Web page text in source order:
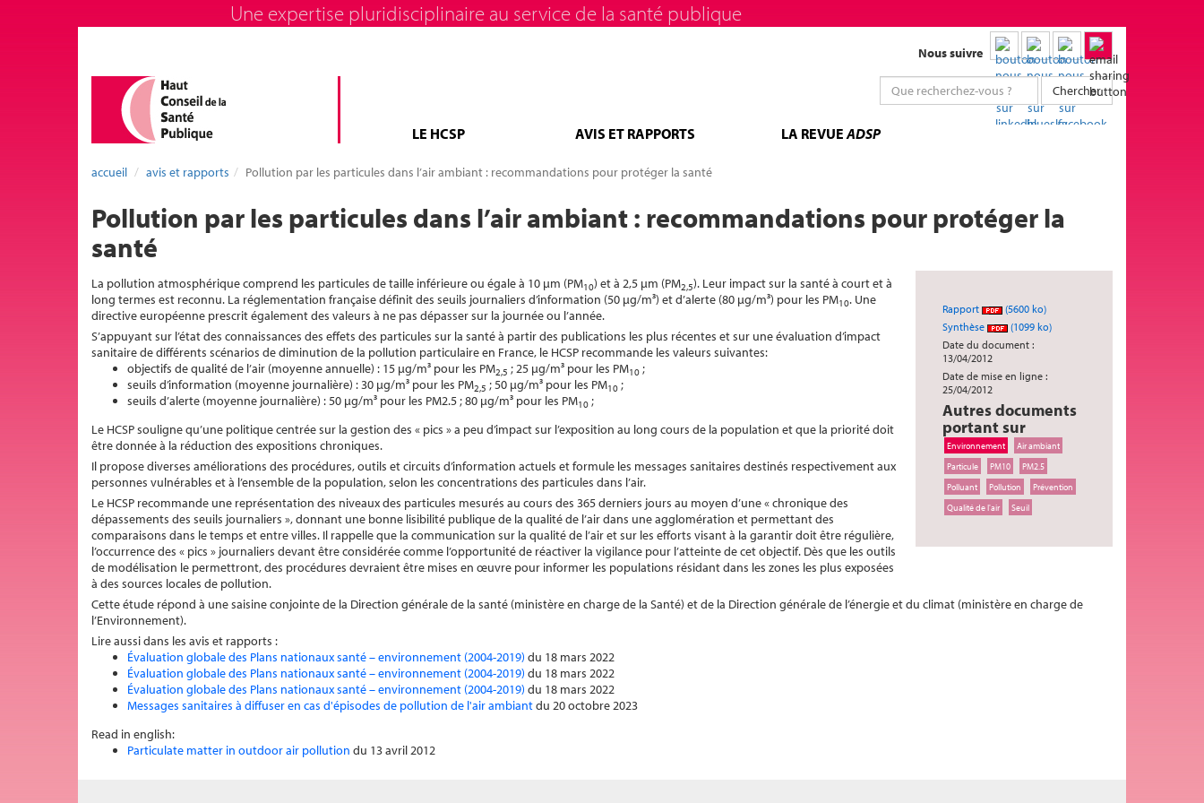
Une expertise pluridisciplinaire au service de la santé publique
Nous suivre
Chercher
LE HCSP AVIS ET RAPPORTS LA REVUEADSP
accueil avis et rapports Pollution par les particules dans l’air ambiant : recommandations pour protéger la santé
Pollution par les particules dans l’air ambiant : recommandations pour protéger la
santé
Rapport
(5600 ko)
Synthèse
(1099 ko)
Date du document :
13/04/2012
Date de mise en ligne :
25/04/2012
Autres documents
portant sur
Environnement
Air ambiant
Particule
PM10
PM2.5
Polluant
Pollution
Prévention
Qualité de l'air
Seuil
La pollution atmosphérique comprend les particules de taille inférieure ou égale à 10 µm (PM10) et à 2,5 µm (PM2,5). Leur impact sur la santé à court et à
long termes est reconnu. La réglementation française définit des seuils journaliers d’information (50 µg/m³) et d’alerte (80 µg/m³) pour les PM10. Une
directive européenne prescrit également des valeurs à ne pas dépasser sur la journée ou l’année.
S’appuyant sur l’état des connaissances des effets des particules sur la santé à partir des publications les plus récentes et sur une évaluation d’impact
sanitaire de différents scénarios de diminution de la pollution particulaire en France, le HCSP recommande les valeurs suivantes:
objectifs de qualité de l’air (moyenne annuelle) : 15 µg/m³ pour les PM2,5 ; 25 µg/m³ pour les PM10 ;
seuils d’information (moyenne journalière) : 30 µg/m³ pour les PM2,5 ; 50 µg/m³ pour les PM10 ;
seuils d’alerte (moyenne journalière) : 50 µg/m³ pour les PM2.5 ; 80 µg/m³ pour les PM10 ;
Le HCSP souligne qu’une politique centrée sur la gestion des « pics » a peu d’impact sur l’exposition au long cours de la population et que la priorité doit
être donnée à la réduction des expositions chroniques.
Il propose diverses améliorations des procédures, outils et circuits d’information actuels et formule les messages sanitaires destinés respectivement aux
personnes vulnérables et à l’ensemble de la population, selon les concentrations des particules dans l’air.
Le HCSP recommande une représentation des niveaux des particules mesurés au cours des 365 derniers jours au moyen d’une « chronique des
dépassements des seuils journaliers », donnant une bonne lisibilité publique de la qualité de l’air dans une agglomération et permettant des
comparaisons dans le temps et entre villes. Il rappelle que la communication sur la qualité de l’air et sur les efforts visant à la garantir doit être régulière,
l’occurrence des « pics » journaliers devant être considérée comme l’opportunité de réactiver la vigilance pour l’atteinte de cet objectif. Dès que les outils
de modélisation le permettront, des procédures devraient être mises en œuvre pour informer les populations résidant dans les zones les plus exposées
à des sources locales de pollution.
Cette étude répond à une saisine conjointe de la Direction générale de la santé (ministère en charge de la Santé) et de la Direction générale de l’énergie et du climat (ministère en charge de
l’Environnement).
Lire aussi dans les avis et rapports :
Évaluation globale des Plans nationaux santé – environnement (2004-2019) du 18 mars 2022
Évaluation globale des Plans nationaux santé – environnement (2004-2019) du 18 mars 2022
Évaluation globale des Plans nationaux santé – environnement (2004-2019) du 18 mars 2022
Messages sanitaires à diffuser en cas d'épisodes de pollution de l'air ambiantdu 20 octobre 2023
Read in english:
Particulate matter in outdoor air pollution du 13 avril 2012